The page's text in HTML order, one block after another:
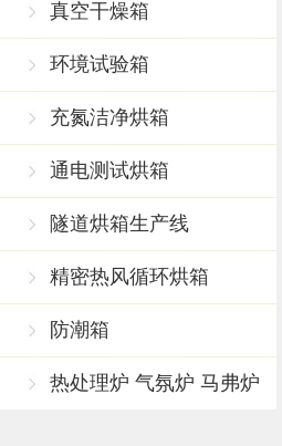
真空干燥箱
环境试验箱
充氮洁净烘箱
通电测试烘箱
隧道烘箱生产线
精密热风循环烘箱
防潮箱
热处理炉 气氛炉 马弗炉